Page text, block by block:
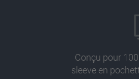
Conçu pour
sleeve en